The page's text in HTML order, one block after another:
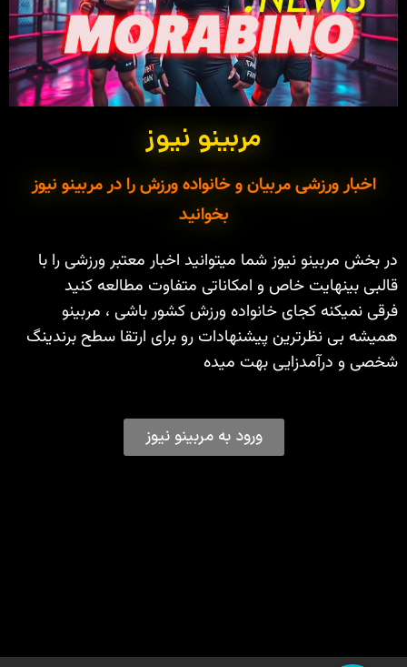
مربینو نیوز
اخبار ورزشی مربیان و خانواده ورزش را در مربینو نیوز
بخوانید
در بخش مربینو نیوز شما میتوانید اخبار معتبر ورزشی را با
قالبی بینهایت خاص و امکاناتی متفاوت مطالعه کنید
فرقی نمیکنه کجای خانواده ورزش کشور باشی ، مربینو
همیشه بی نظرترین پیشنهادات رو برای ارتقا سطح برندینگ
شخصی و درآمدزایی بهت میده
ورود به مربینو نیوز